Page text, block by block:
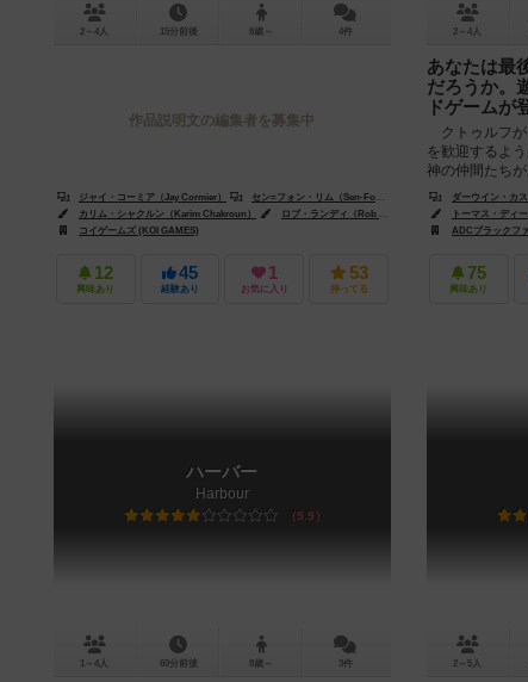
2～4人 15分前後 8歳～ 4件
作品説明文の編集者を募集中
ジャイ・コーミア（Jay Cormier）
セン=フォン・リム（Sen-Foong Lim）
カリム・シャクルン（Karim Chakroun）
ロブ・ランディ（Rob Lundy）
コイゲームズ (KOI GAMES)
12
興味あり
45
経験あり
1
お気に入り
53
持ってる
2～4人
あなたは最
だろうか。
ドゲームが
クトゥルフが
を歓迎するよ
神の仲間たち
たは最後まで
ダーウイン・カ
トーマス・ディ
ADCブラックファ
75
興味あり
ハーバー
Harbour
5.9
1～4人 60分前後 8歳～ 3件 2～5人